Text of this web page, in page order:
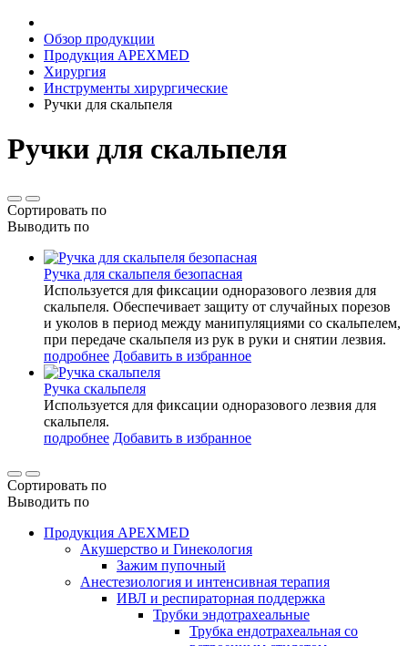
Обзор продукции
Продукция APEXMED
Хирургия
Инструменты хирургические
Ручки для скальпеля
Ручки для скальпеля
Сортировать по
Выводить по
Ручка для скальпеля безопасная
Используется для фиксации одноразового лезвия для
скальпеля. Обеспечивает защиту от случайных порезов
и уколов в период между манипуляциями со скальпелем,
при передаче скальпеля из рук в руки и снятии лезвия.
подробнее Добавить в избранное
Ручка скальпеля
Используется для фиксации одноразового лезвия для
скальпеля.
подробнее Добавить в избранное
Сортировать по
Выводить по
Продукция APEXMED
Акушерство и Гинекология
Зажим пупочный
Анестезиология и интенсивная терапия
ИВЛ и респираторная поддержка
Трубки эндотрахеальные
Трубка ендотрахеальная со